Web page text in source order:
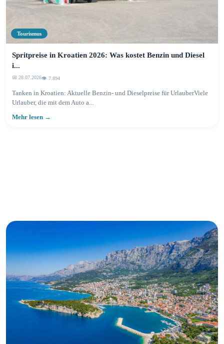
Tourismus
Spritpreise in Kroatien 2026: Was kostet Benzin und Diesel
i...
📅 28.07.2026👁️ 7.894
Tanken in Kroatien: Aktuelle Benzin- und Dieselpreise für UrlauberViele
Urlauber, die mit dem Auto a...
Mehr lesen →